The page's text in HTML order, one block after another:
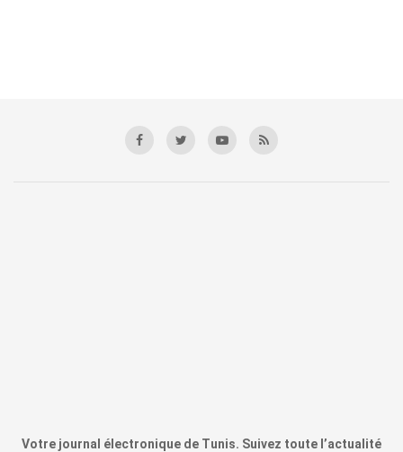
Votre journal électronique de Tunis. Suivez toute l’actualité